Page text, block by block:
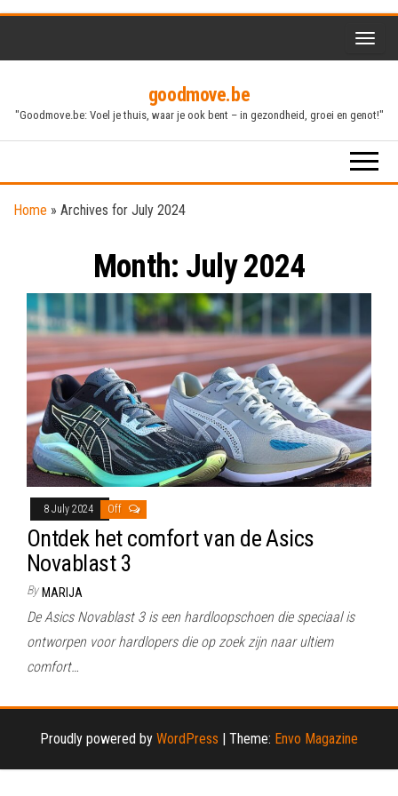
goodmove.be
"Goodmove.be: Voel je thuis, waar je ook bent – in gezondheid, groei en genot!"
Home » Archives for July 2024
Month: July 2024
8 July 2024 Off
Ontdek het comfort van de Asics
Novablast 3
By MARIJA
De Asics Novablast 3 is een hardloopschoen die speciaal is
ontworpen voor hardlopers die op zoek zijn naar ultiem
comfort…
Proudly powered by WordPress Theme: Envo Magazine